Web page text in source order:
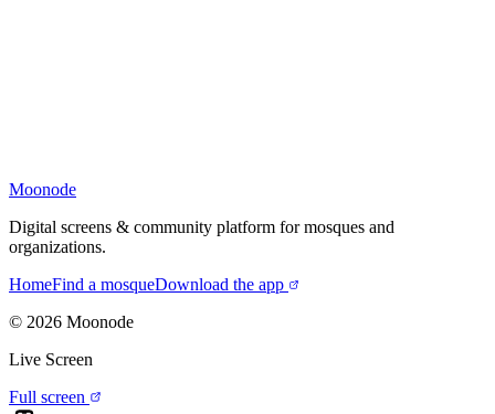
Moonode
Digital screens & community platform for mosques and
organizations.
HomeFind a mosqueDownload the app
© 2026 Moonode
Live Screen
Full screen